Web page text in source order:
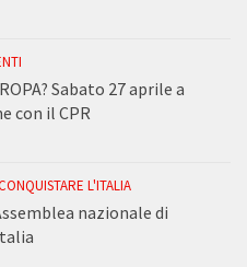
Sabato 27 aprile a
con il CPR
L'ITALIA
nazionale di